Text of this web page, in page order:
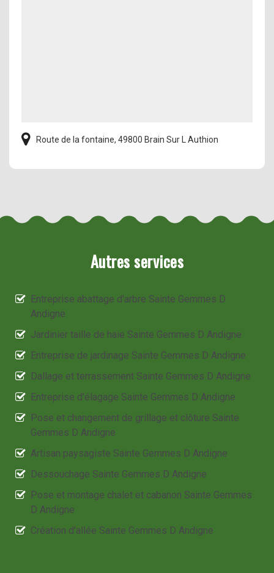
Route de la fontaine, 49800 Brain Sur L Authion
Autres services
Entreprise abattage d'arbre Sainte Gemmes D
Andigne
Jardinier taille de haie Sainte Gemmes D Andigne
Entreprise de jardinage Sainte Gemmes D Andigne
Dallage et terrassement Sainte Gemmes D Andigne
Entreprise d'élagage Sainte Gemmes D Andigne
Pose et changement de grillage et clôture Sainte
Gemmes D Andigne
Artisan paysagiste Sainte Gemmes D Andigne
Dessouchage Sainte Gemmes D Andigne
Pose et montage chalet et cabanon Sainte Gemmes
D Andigne
Création d'allée Sainte Gemmes D Andigne